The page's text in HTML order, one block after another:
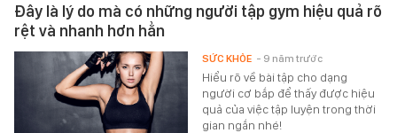
Đây là lý do mà có những người tập gym hiệu quả rõ
rệt và nhanh hơn hẳn
Hiểu rõ về bài tập cho dạng
người cơ bắp để thấy được hiệu
quả của việc tập luyện trong thời
gian ngắn nhé!
SỨC KHỎE - 9 năm trước